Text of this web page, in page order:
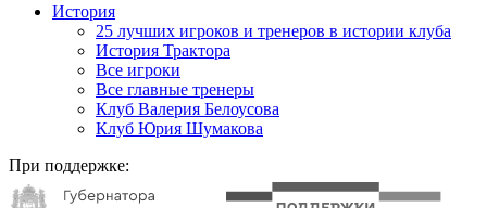
История
25 лучших игроков и тренеров в истории клуба
История Трактора
Все игроки
Все главные тренеры
Клуб Валерия Белоусова
Клуб Юрия Шумакова
При поддержке: